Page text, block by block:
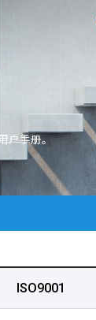
户手册。
ISO9001